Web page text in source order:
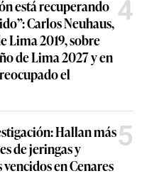
está recuperando
Carlos Neuhaus,
Lima 2019, sobre
de Lima 2027 y en
el
4
Hallan más
de jeringas y
en Cenares
5